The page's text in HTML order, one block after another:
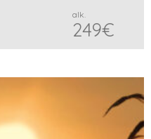
alk.
249€